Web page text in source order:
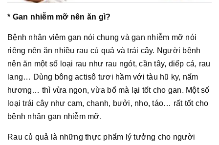
* Gan nhiễm mỡ nên ăn gì?
Bệnh nhân viêm gan nói chung và gan nhiễm mỡ nói
riêng nên ăn nhiều rau củ quả và trái cây. Người bệnh
nên ăn một số loại rau như rau ngót, cần tây, diếp cá, rau
lang… Dùng bông actisô tươi hầm với tàu hũ ky, nấm
hương… thì vừa ngon, vừa bổ mà lại tốt cho gan. Một số
loại trái cây như cam, chanh, bưởi, nho, táo… rất tốt cho
bệnh nhân gan nhiễm mỡ.
Rau củ quả là những thực phẩm lý tưởng cho người